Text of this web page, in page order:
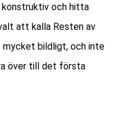
och hitta
att kalla Resten av
mycket bildligt, och inte
över till det första